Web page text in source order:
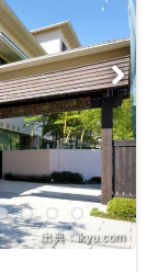
出典：ikyu.com